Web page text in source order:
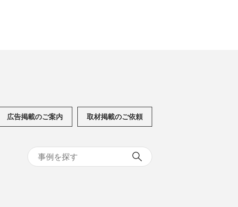
広告掲載のご案内 取材掲載のご依頼